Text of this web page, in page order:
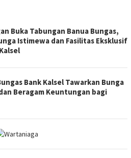
Buka Tabungan Banua Bungas,
Istimewa dan Fasilitas Eksklusif
Bank Kalsel Tawarkan Bunga
Beragam Keuntungan bagi